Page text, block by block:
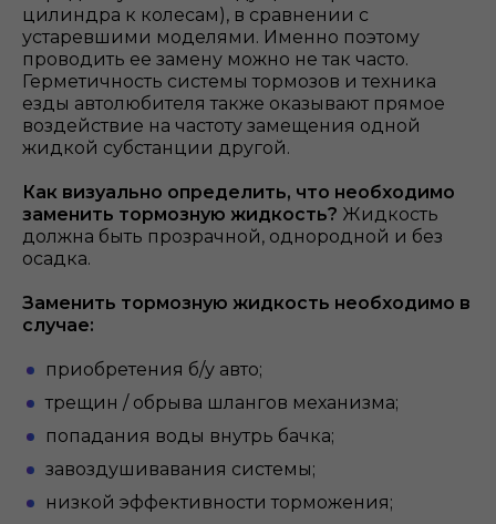
цилиндра к колесам), в сравнении с
устаревшими моделями. Именно поэтому
проводить ее замену можно не так часто.
Герметичность системы тормозов и техника
езды автолюбителя также оказывают прямое
воздействие на частоту замещения одной
жидкой субстанции другой.
Как визуально определить, что необходимо
заменить тормозную жидкость? Жидкость
должна быть прозрачной, однородной и без
осадка.
Заменить тормозную жидкость необходимо в
случае:
приобретения б/у авто;
трещин / обрыва шлангов механизма;
попадания воды внутрь бачка;
завоздушивавания системы;
низкой эффективности торможения;